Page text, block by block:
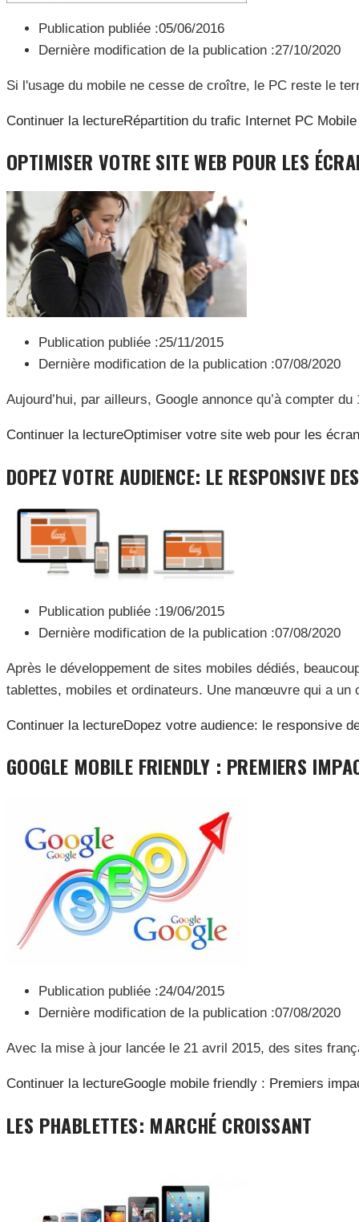
Publication publiée :05/06/2016
Dernière modification de la publication :27/10/2020
Si l'usage du mobile ne cesse de croître, le PC reste le
Continuer la lectureRépartition du trafic Internet PC Mobile
OPTIMISER VOTRE SITE WEB POUR LES
Publication publiée :25/11/2015
Dernière modification de la publication :07/08/2020
Aujourd’hui, par ailleurs, Google annonce qu’à compter
Continuer la lectureOptimiser votre site web pour les
DOPEZ VOTRE AUDIENCE: LE RESPONSIVE
Publication publiée :19/06/2015
Dernière modification de la publication :07/08/2020
Après le développement de sites mobiles dédiés,
tablettes, mobiles et ordinateurs. Une manœuvre qui a
Continuer la lectureDopez votre audience: le responsive
GOOGLE MOBILE FRIENDLY : PREMIERS
Publication publiée :24/04/2015
Dernière modification de la publication :07/08/2020
Avec la mise à jour lancée le 21 avril 2015, des sites
Continuer la lectureGoogle mobile friendly : Premiers
LES PHABLETTES: MARCHÉ CROISSANT